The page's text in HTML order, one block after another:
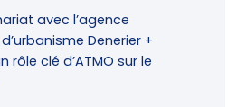
avec l’agence
Denerier +
rôle clé d’ATMO sur le